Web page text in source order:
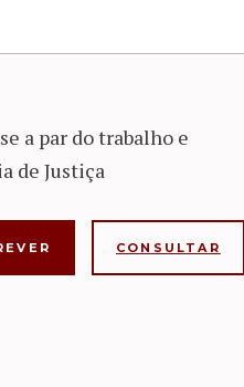
a par do trabalho e
de Justiça
CONSULTAR